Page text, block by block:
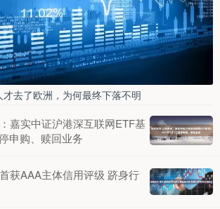
去了欧洲，为何最终下落不明
嘉实中证沪港深互联网ETF基
申购、赎回业务
获AAA主体信用评级 跻身行